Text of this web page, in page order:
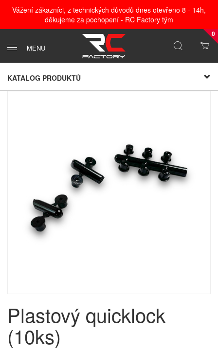
Vážení zákazníci, z technických důvodů dnes otevřeno 8 - 14h,
děkujeme za pochopení - RC Factory tým
MENU
0
KATALOG PRODUKTŮ
Plastový quicklock
(10ks)